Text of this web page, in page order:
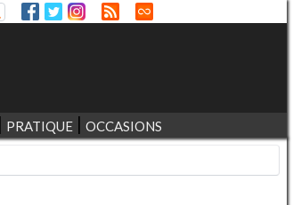
PRATIQUE OCCASIONS